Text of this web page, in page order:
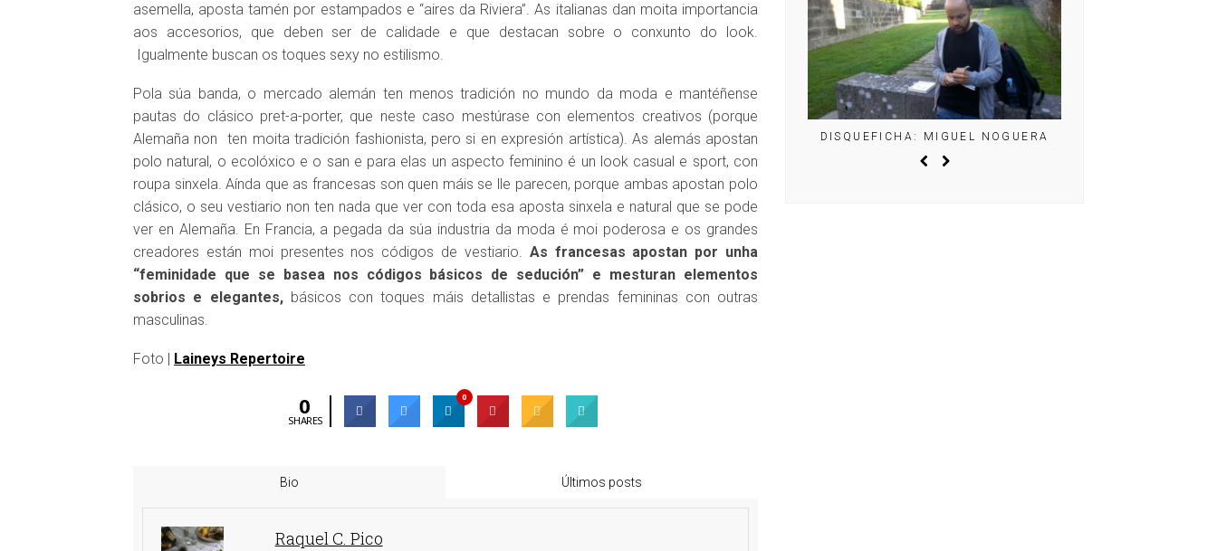
asemella, aposta tamén por estampados e “aires da Riviera”. As italianas dan moita importancia
aos accesorios, que deben ser de calidade e que destacan sobre o conxunto do look.
Igualmente buscan os toques sexy no estilismo.
Pola súa banda, o mercado alemán ten menos tradición no mundo da moda e mantéñense
pautas do clásico pret-a-porter, que neste caso mestúrase con elementos creativos (porque
Alemaña non ten moita tradición fashionista, pero si en expresión artística). As alemás apostan
polo natural, o ecolóxico e o san e para elas un aspecto feminino é un look casual e sport, con
roupa sinxela. Aínda que as francesas son quen máis se lle parecen, porque ambas apostan polo
clásico, o seu vestiario non ten nada que ver con toda esa aposta sinxela e natural que se pode
ver en Alemaña. En Francia, a pegada da súa industria da moda é moi poderosa e os grandes
creadores están moi presentes nos códigos de vestiario. As francesas apostan por unha
“feminidade que se basea nos códigos básicos de sedución” e mesturan elementos
sobrios e elegantes,básicos con toques máis detallistas e prendas femininas con outras
masculinas.
Foto | Laineys Repertoire
0
SHARES
0
Bio Últimos posts
Raquel C. Pico
DISQUEFICHA: NACHO ESCOLAR DISQUEFICHA: IRIA MISA DISQUEFICHA: ÓLÖF ARNALDS DISQUEFICHA: MIGUEL NOGUERA